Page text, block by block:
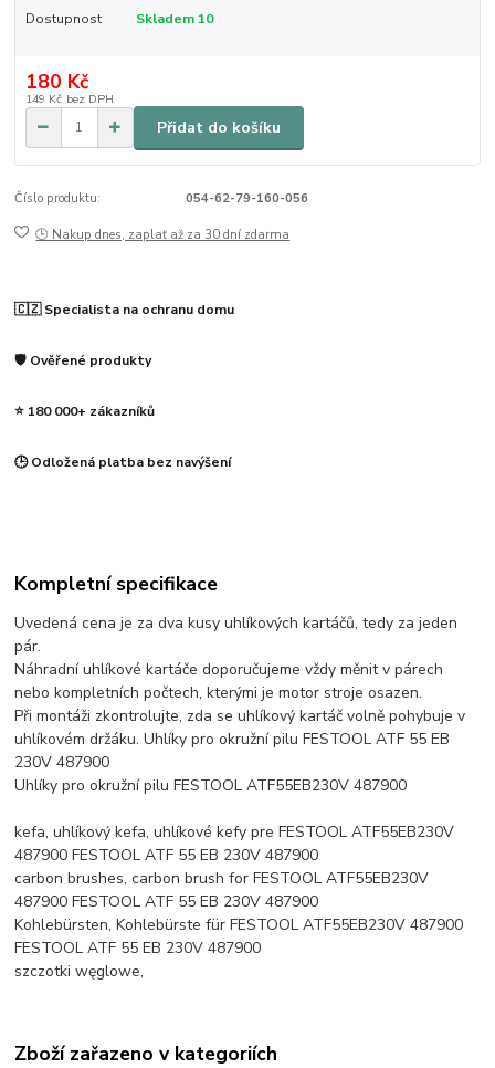
Dostupnost Skladem 10
180 Kč
149 Kč bez DPH
Přidat do košíku
Číslo produktu: 054-62-79-160-056
🕒 Nakup dnes, zaplať až za 30 dní zdarma
🇨🇿 Specialista na ochranu domu
🛡️ Ověřené produkty
⭐ 180 000+ zákazníků
🕒 Odložená platba bez navýšení
Kompletní specifikace
Uvedená cena je za dva kusy uhlíkových kartáčů, tedy za jeden
pár.
Náhradní uhlíkové kartáče doporučujeme vždy měnit v párech
nebo kompletních počtech, kterými je motor stroje osazen.
Při montáži zkontrolujte, zda se uhlíkový kartáč volně pohybuje v
uhlíkovém držáku. Uhlíky pro okružní pilu FESTOOL ATF 55 EB
230V 487900
Uhlíky pro okružní pilu FESTOOL ATF55EB230V 487900
kefa, uhlíkový kefa, uhlíkové kefy pre FESTOOL ATF55EB230V
487900 FESTOOL ATF 55 EB 230V 487900
carbon brushes, carbon brush for FESTOOL ATF55EB230V
487900 FESTOOL ATF 55 EB 230V 487900
Kohlebürsten, Kohlebürste für FESTOOL ATF55EB230V 487900
FESTOOL ATF 55 EB 230V 487900
szczotki węglowe,
Zboží zařazeno v kategoriích